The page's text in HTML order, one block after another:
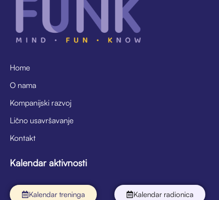
Home
O nama
Kompanijski razvoj
Lično usavršavanje
Kontakt
Kalendar aktivnosti
Kalendar treninga Kalendar radionica